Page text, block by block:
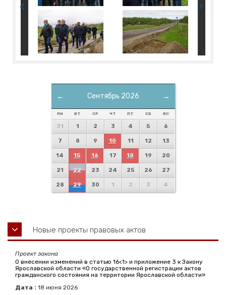
← →
Сентябрь 2026
ПН ВТ СР ЧТ ПТ СБ ВС
31 1 2 3 4 5 6
7 8 9 10 11 12 13
14 15 16 17 18 19 20
21 22 23 24 25 26 27
28 29 30 1 2 3 4
Новые проекты правовых актов
Проект закона
О внесении изменений в статью 16<1> и приложение 3 к Закону
Ярославской области «О государственной регистрации актов
гражданского состояния на территории Ярославской области»
Дата : 18 июня 2026